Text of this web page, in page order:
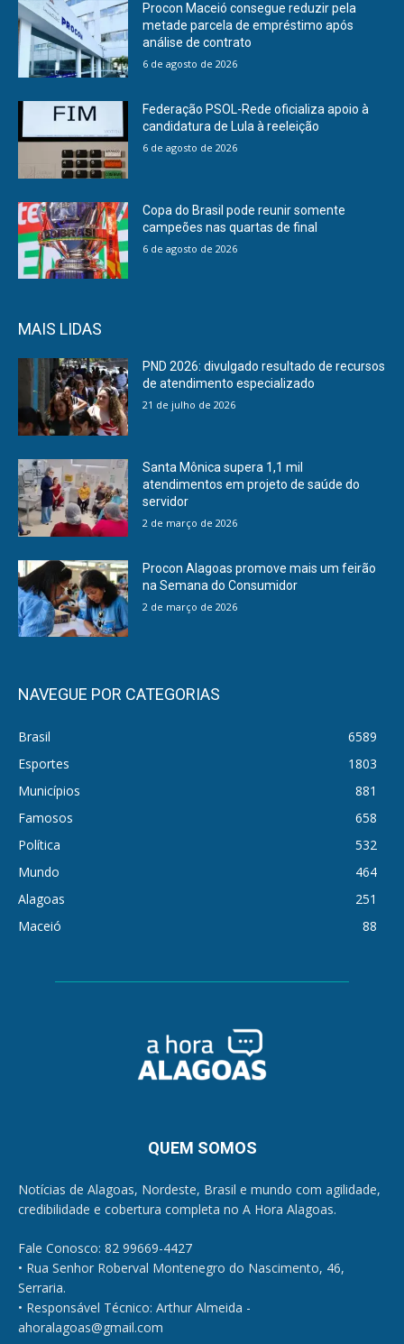
Procon Maceió consegue reduzir pela
metade parcela de empréstimo após
análise de contrato
6 de agosto de 2026
Federação PSOL-Rede oficializa apoio à
candidatura de Lula à reeleição
6 de agosto de 2026
Copa do Brasil pode reunir somente
campeões nas quartas de final
6 de agosto de 2026
MAIS LIDAS
PND 2026: divulgado resultado de recursos
de atendimento especializado
21 de julho de 2026
Santa Mônica supera 1,1 mil
atendimentos em projeto de saúde do
servidor
2 de março de 2026
Procon Alagoas promove mais um feirão
na Semana do Consumidor
2 de março de 2026
NAVEGUE POR CATEGORIAS
Brasil
6589
Esportes
1803
Municípios
881
Famosos
658
Política
532
Mundo
464
Alagoas
251
Maceió
88
QUEM SOMOS
Notícias de Alagoas, Nordeste, Brasil e mundo com agilidade,
credibilidade e cobertura completa no A Hora Alagoas.
Fale Conosco: 82 99669-4427
• Rua Senhor Roberval Montenegro do Nascimento, 46,
Serraria.
• Responsável Técnico: Arthur Almeida -
ahoralagoas@gmail.com